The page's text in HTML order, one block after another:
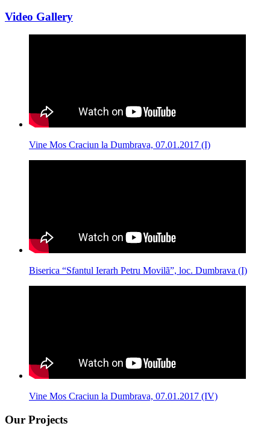
Video Gallery
Vine Mos Craciun la Dumbrava, 07.01.2017 (I)
Biserica “Sfantul Ierarh Petru Movilã”, loc. Dumbrava (I)
Vine Mos Craciun la Dumbrava, 07.01.2017 (IV)
Our Projects